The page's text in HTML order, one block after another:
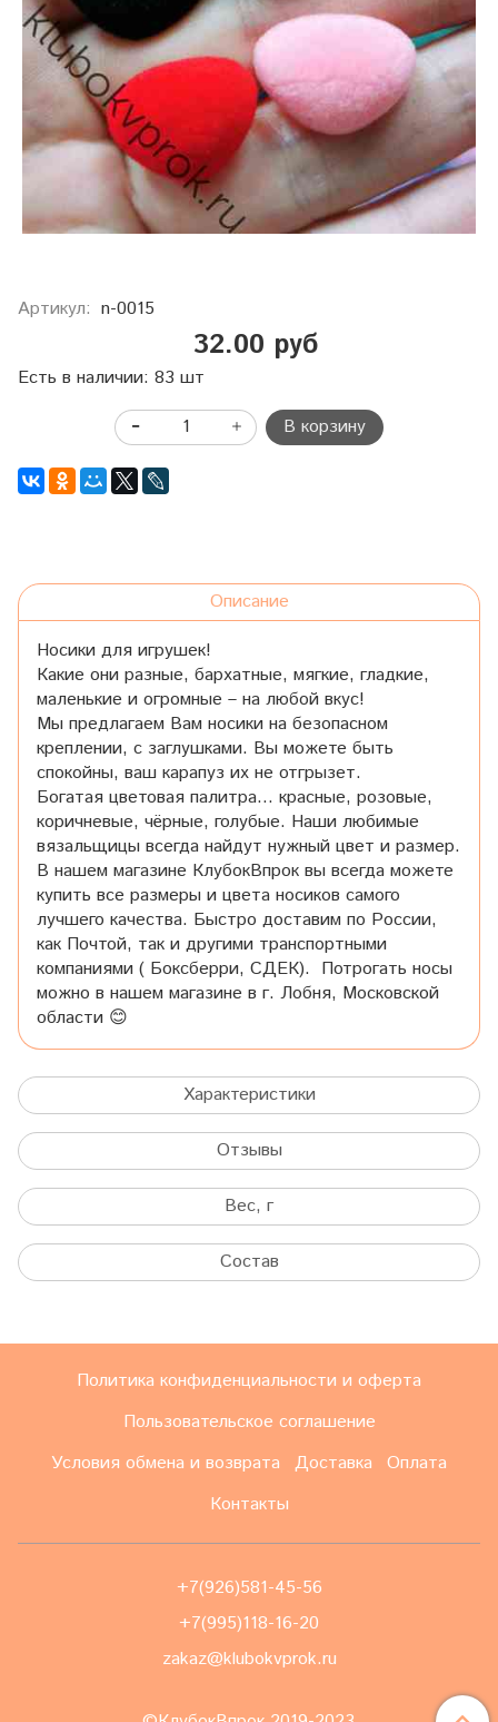
Артикул: n-0015
32.00 руб
Есть в наличии: 83 шт
В корзину
Описание
Носики для игрушек!
Какие они разные, бархатные, мягкие, гладкие,
маленькие и огромные – на любой вкус!
Мы предлагаем Вам носики на безопасном
креплении, с заглушками. Вы можете быть
спокойны, ваш карапуз их не отгрызет.
Богатая цветовая палитра… красные, розовые,
коричневые, чёрные, голубые. Наши любимые
вязальщицы всегда найдут нужный цвет и размер.
В нашем магазине КлубокВпрок вы всегда можете
купить все размеры и цвета носиков самого
лучшего качества. Быстро доставим по России,
как Почтой, так и другими транспортными
компаниями ( Боксберри, СДЕК). Потрогать носы
можно в нашем магазине в г. Лобня, Московской
области 😊
Характеристики
Отзывы
Вес, г
Состав
Политика конфиденциальности и оферта
Пользовательское соглашение
Условия обмена и возврата
Доставка
Оплата
Контакты
+7(926)581-45-56
+7(995)118-16-20
zakaz@klubokvprok.ru